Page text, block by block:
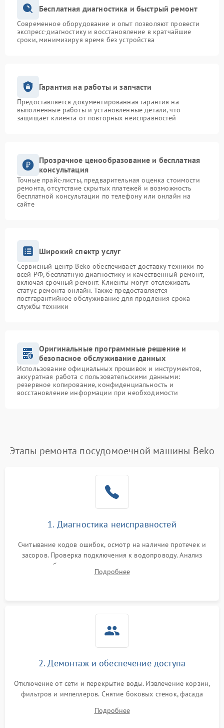
Бесплатная диагностика и быстрый ремонт
Современное оборудование и опыт позволяют провести
экспресс-диагностику и восстановление в кратчайшие
сроки, минимизируя время без устройства
Гарантия на работы и запчасти
Предоставляется документированная гарантия на
выполненные работы и установленные детали, что
защищает клиента от повторных неисправностей
Прозрачное ценообразование и бесплатная
консультация
Точные прайс-листы, предварительная оценка стоимости
ремонта, отсутствие скрытых платежей и возможность
бесплатной консультации по телефону или онлайн на
сайте
Широкий спектр услуг
Сервисный центр Beko обеспечивает доставку техники по
всей РФ, бесплатную диагностику и качественный ремонт,
включая срочный ремонт. Клиенты могут отслеживать
статус ремонта онлайн. Также предоставляется
постгарантийное обслуживание для продления срока
службы техники
Оригинальные программные решение и
безопасное обслуживание данных
Использование официальных прошивок и инструментов,
аккуратная работа с пользовательскими данными:
резервное копирование, конфиденциальность и
восстановление информации при необходимости
Этапы ремонта посудомоечной машины Beko
1. Диагностика неисправностей
Считывание кодов ошибок, осмотр на наличие протечек и
засоров. Проверка подключения к водопроводу. Анализ
жалоб на отсутствие слива, нагрева, вращения
разбрызгивателей или срабатывание системы защиты
Подробнее
2. Демонтаж и обеспечение доступа
Отключение от сети и перекрытие воды. Извлечение корзин,
фильтров и импеллеров. Снятие боковых стенок, фасада
циркуляционному насосу, ТЭНу и сливной помпе.
Подробнее